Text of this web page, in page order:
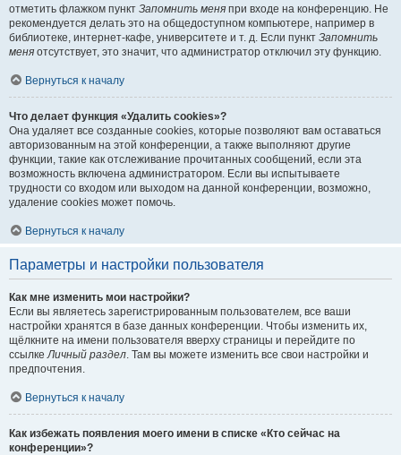
отметить флажком пункт Запомнить меня при входе на конференцию. Не
рекомендуется делать это на общедоступном компьютере, например в
библиотеке, интернет-кафе, университете и т. д. Если пункт Запомнить
меня отсутствует, это значит, что администратор отключил эту функцию.
Вернуться к началу
Что делает функция «Удалить cookies»?
Она удаляет все созданные cookies, которые позволяют вам оставаться
авторизованным на этой конференции, а также выполняют другие
функции, такие как отслеживание прочитанных сообщений, если эта
возможность включена администратором. Если вы испытываете
трудности со входом или выходом на данной конференции, возможно,
удаление cookies может помочь.
Вернуться к началу
Параметры и настройки пользователя
Как мне изменить мои настройки?
Если вы являетесь зарегистрированным пользователем, все ваши
настройки хранятся в базе данных конференции. Чтобы изменить их,
щёлкните на имени пользователя вверху страницы и перейдите по
ссылкеЛичный раздел. Там вы можете изменить все свои настройки и
предпочтения.
Вернуться к началу
Как избежать появления моего имени в списке «Кто сейчас на
конференции»?